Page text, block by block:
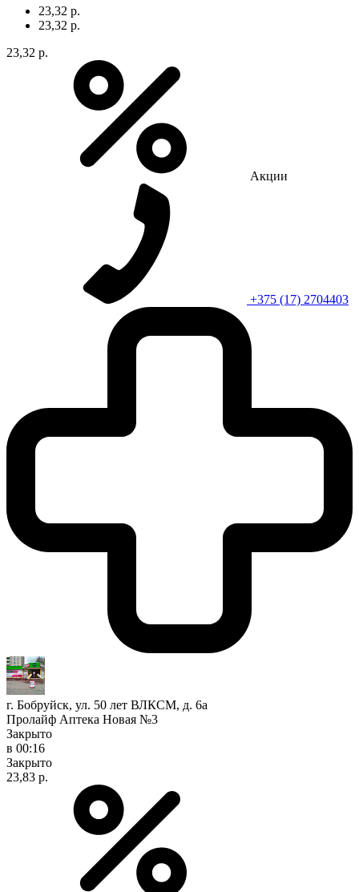
23,32 р.
23,32 р.
23,32 р.
Акции
+375 (17) 2704403
г. Бобруйск, ул. 50 лет ВЛКСМ, д. 6а
Пролайф Аптека Новая №3
Закрыто
в 00:16
Закрыто
23,83 р.